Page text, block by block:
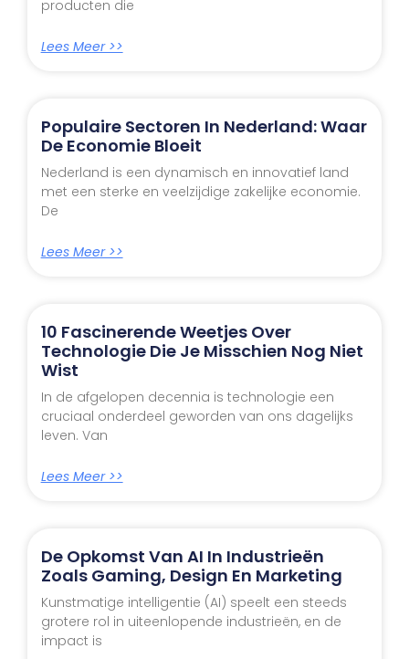
producten die
Lees Meer >>
Populaire Sectoren In Nederland: Waar
De Economie Bloeit
Nederland is een dynamisch en innovatief land
met een sterke en veelzijdige zakelijke economie.
De
Lees Meer >>
10 Fascinerende Weetjes Over
Technologie Die Je Misschien Nog Niet
Wist
In de afgelopen decennia is technologie een
cruciaal onderdeel geworden van ons dagelijks
leven. Van
Lees Meer >>
De Opkomst Van AI In Industrieën
Zoals Gaming, Design En Marketing
Kunstmatige intelligentie (AI) speelt een steeds
grotere rol in uiteenlopende industrieën, en de
impact is